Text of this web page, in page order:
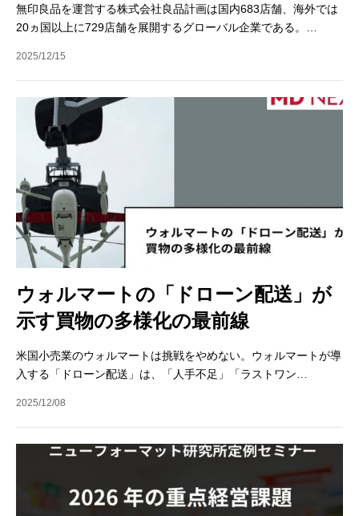
無印良品を運営する株式会社良品計画は国内683店舗、海外では
20ヵ国以上に729店舗を展開するグローバル企業である。…
2025/12/15
ウォルマートの「ドローン配送」が
示す買物の多様化の最前線
米国小売業のウォルマートは挑戦をやめない。ウォルマートが導
入する「ドローン配送」は、「人手不足」「ラストワン…
2025/12/08